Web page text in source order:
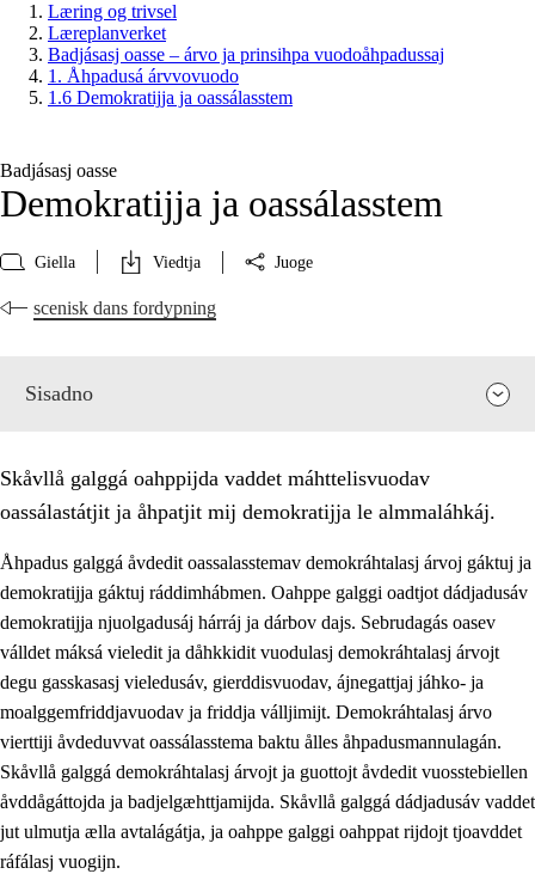
Læring og trivsel
Læreplanverket
Badjásasj oasse – árvo ja prinsihpa vuodoåhpadussaj
1. Åhpadusá árvvovuodo
1.6 Demokratijja ja oassálasstem
Badjásasj oasse
Demokratijja ja oassálasstem
Giella Viedtja Juoge
scenisk dans fordypning
Sisadno
1. Åhpadusá árvvovuodo
1.1 Almasjárvvo
1.2 Identitiehtta ja kultuvralasj moattevuohta
1.3 Lájttális ájádallam ja estetihkalasj diedulasjvuohta
Skåvllå galggá oahppijda vaddet máhttelisvuodav
oassálastátjit ja åhpatjit mij demokratijja le almmaláhkáj.
Åhpadus galggá åvdedit oassalasstemav demokráhtalasj árvoj gáktuj ja
demokratijja gáktuj ráddimhábmen. Oahppe galggi oadtjot dádjadusáv
demokratijja njuolgadusáj hárráj ja dárbov dajs. Sebrudagás oasev
válldet máksá vieledit ja dåhkkidit vuodulasj demokráhtalasj árvojt
degu gasskasasj vieledusáv, gierddisvuodav, ájnegattjaj jáhko- ja
moalggemfriddjavuodav ja friddja válljimijt. Demokráhtalasj árvo
vierttiji åvdeduvvat oassálasstema baktu ålles åhpadusmannulagán.
Skåvllå galggá demokráhtalasj árvojt ja guottojt åvdedit vuosstebiellen
åvddågáttojda ja badjelgæhttjamijda. Skåvllå galggá dádjadusáv vaddet
jut ulmutja ælla avtalágátja, ja oahppe galggi oahppat rijdojt tjoavddet
ráfálasj vuogijn.